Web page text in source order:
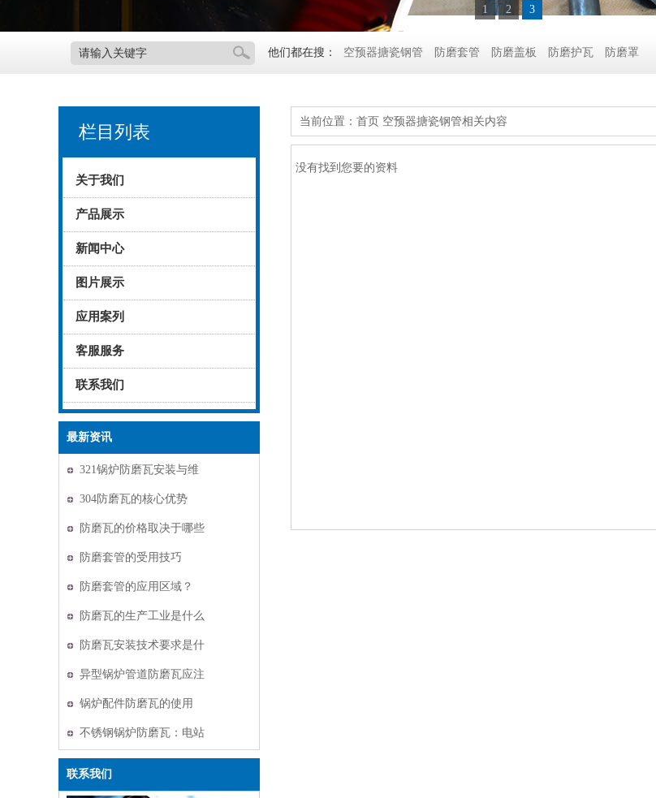
1 2 3
他们都在搜： 空预器搪瓷钢管 防磨套管 防磨盖板 防磨护瓦 防磨罩
栏目列表
关于我们
产品展示
新闻中心
图片展示
应用案列
客服服务
联系我们
最新资讯
321锅炉防磨瓦安装与维
护
304防磨瓦的核心优势
防磨瓦的价格取决于哪些
因素？
防磨套管的受用技巧
防磨套管的应用区域？
防磨瓦的生产工业是什么
防磨瓦安装技术要求是什
么
异型锅炉管道防磨瓦应注
意哪些数据？
锅炉配件防磨瓦的使用
不锈钢锅炉防磨瓦：电站
锅炉的耐磨守护者
联系我们
当前位置： 首页 空预器搪瓷钢管相关内容
没有找到您要的资料